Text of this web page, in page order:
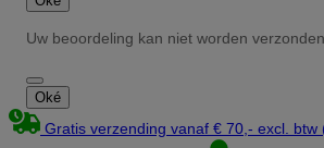
Uw beoordeling kan niet worden verzonden
Oké
Gratis verzending vanaf € 70,- excl. btw